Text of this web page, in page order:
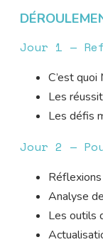
Jour 1 —
C’est
Les
Les défis
Jour 2 —
Analyse
Les outils